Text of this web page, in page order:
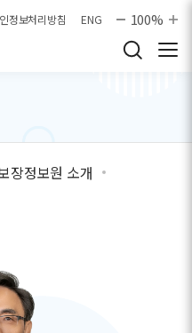
정보처리방침 ENG 100%
장정보원 소개